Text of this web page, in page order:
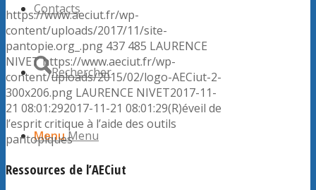
Contacts
Rechercher
MenuMenu
https://www.aeciut.fr/wp-
content/uploads/2017/11/site-
pantopie.org_.png 437 485 LAURENCE
NIVEThttps://www.aeciut.fr/wp-
content/uploads/2015/02/logo-AECiut-2-
300x206.png LAURENCE NIVET2017-11-
21 08:01:292017-11-21 08:01:29(R)éveil de
l’esprit critique à l’aide des outils
pantopiques
Ressources de l’AECiut